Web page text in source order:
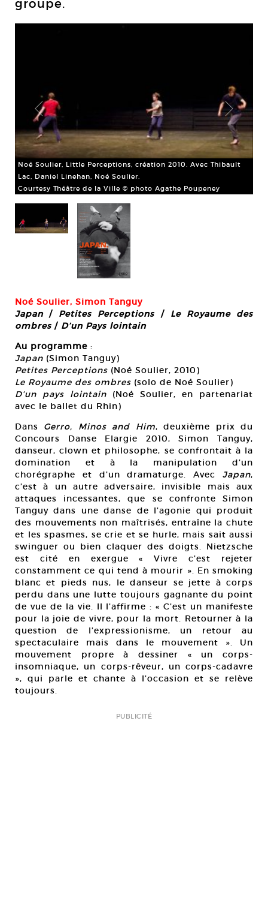
groupe.
Noé Soulier, Little Perceptions, création 2010. Avec Thibault
Lac, Daniel Linehan, Noé Soulier.
Courtesy Théâtre de la Ville © photo Agathe Poupeney
Noé Soulier, Simon Tanguy
Japan/ Petites Perceptions / Le Royaume des
ombres / D’un Pays lointain
Au programme :
Japan (Simon Tanguy)
Petites Perceptions (Noé Soulier, 2010)
Le Royaume des ombres (solo de Noé Soulier)
D’un pays lointain (Noé Soulier, en partenariat
avec le ballet du Rhin)
Dans Gerro, Minos and Him, deuxième prix du
Concours Danse Elargie 2010, Simon Tanguy,
danseur, clown et philosophe, se confrontait à la
domination et à la manipulation d’un
chorégraphe et d’un dramaturge. Avec Japan,
c’est à un autre adversaire, invisible mais aux
attaques incessantes, que se confronte Simon
Tanguy dans une danse de l’agonie qui produit
des mouvements non maîtrisés, entraîne la chute
et les spasmes, se crie et se hurle, mais sait aussi
swinguer ou bien claquer des doigts. Nietzsche
est cité en exergue « Vivre c’est rejeter
constamment ce qui tend à mourir ». En smoking
blanc et pieds nus, le danseur se jette à corps
perdu dans une lutte toujours gagnante du point
de vue de la vie. Il l’affirme : « C’est un manifeste
pour la joie de vivre, pour la mort. Retourner à la
question de l’expressionisme, un retour au
spectaculaire mais dans le mouvement ». Un
mouvement propre à dessiner « un corps-
insomniaque, un corps-rêveur, un corps-cadavre
», qui parle et chante à l’occasion et se relève
toujours.
PUBLICITÉ